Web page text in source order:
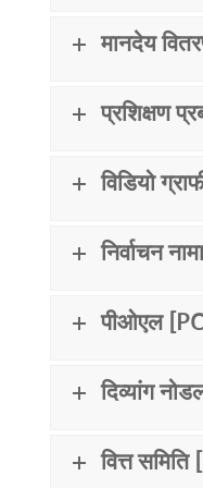
मानदेय
प्रशिक्षण
विडियो
निर्वाचन
पीओएल
दिव्यांग
वित्त